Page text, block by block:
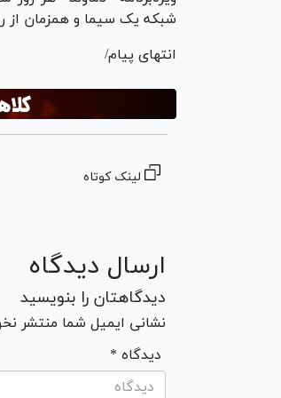
شبکه یک سیما و همزمان از
انتهای پیام/
لینک کوتاه
ارسال دیدگاه
دیدگاهتان را بنویسید
نشانی ایمیل شما منتشر
* دیدگاه